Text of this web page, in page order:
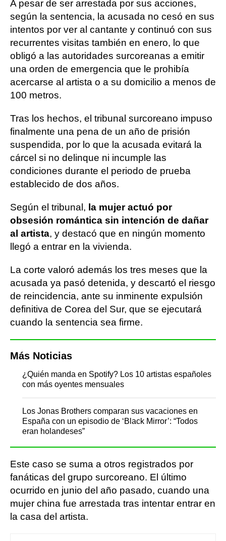
A pesar de ser arrestada por sus acciones,
según la sentencia, la acusada no cesó en sus
intentos por ver al cantante y continuó con sus
recurrentes visitas también en enero, lo que
obligó a las autoridades surcoreanas a emitir
una orden de emergencia que le prohibía
acercarse al artista o a su domicilio a menos de
100 metros.
Tras los hechos, el tribunal surcoreano impuso
finalmente una pena de un año de prisión
suspendida, por lo que la acusada evitará la
cárcel si no delinque ni incumple las
condiciones durante el periodo de prueba
establecido de dos años.
Según el tribunal, la mujer actuó por
obsesión romántica sin intención de dañar
al artista, y destacó que en ningún momento
llegó a entrar en la vivienda.
La corte valoró además los tres meses que la
acusada ya pasó detenida, y descartó el riesgo
de reincidencia, ante su inminente expulsión
definitiva de Corea del Sur, que se ejecutará
cuando la sentencia sea firme.
Más Noticias
¿Quién manda en Spotify? Los 10 artistas españoles
con más oyentes mensuales
Los Jonas Brothers comparan sus vacaciones en
España con un episodio de ‘Black Mirror’: “Todos
eran holandeses”
Este caso se suma a otros registrados por
fanáticas del grupo surcoreano. El último
ocurrido en junio del año pasado, cuando una
mujer china fue arrestada tras intentar entrar en
la casa del artista.